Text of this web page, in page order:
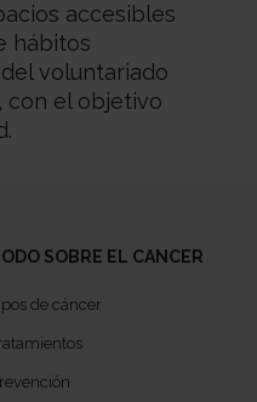
accesibles
hábitos
voluntariado
con el objetivo
SOBRE EL CANCER
de cáncer